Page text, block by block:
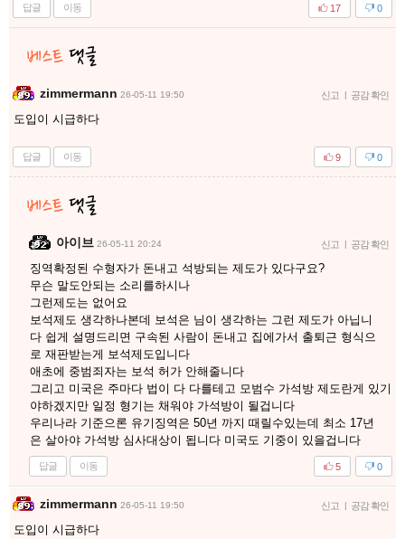
답글 이동 0
17
zimmermann 26-05-11 19:50 신고 공감 확인
도입이 시급하다
답글 이동 0
9
아이브 26-05-11 20:24 신고 공감 확인
징역확정된 수형자가 돈내고 석방되는 제도가 있다구요?
무슨 말도안되는 소리를하시나
그런제도는 없어요
보석제도 생각하나본데 보석은 님이 생각하는 그런 제도가 아닙니
다 쉽게 설명드리면 구속된 사람이 돈내고 집에가서 출퇴근 형식으
로 재판받는게 보석제도입니다
애초에 중범죄자는 보석 허가 안해줄니다
그리고 미국은 주마다 법이 다 다를테고 모범수 가석방 제도란게 있기
야하겠지만 일정 형기는 채워야 가석방이 될겁니다
우리나라 기준으론 유기징역은 50년 까지 때릴수있는데 최소 17년
은 살아야 가석방 심사대상이 됩니다 미국도 기중이 있을겁니다
답글 이동 0
5
zimmermann 26-05-11 19:50 신고 공감 확인
도입이 시급하다